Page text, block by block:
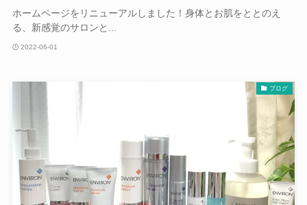
ホームページをリニューアルしました！身体とお肌をととのえ
る、新感覚のサロンと...
2022-06-01
ブログ